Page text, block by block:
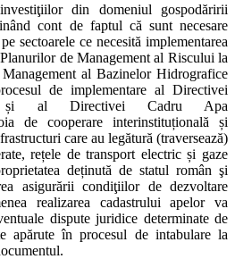
din domeniul gospodăririi
cont de faptul că sunt necesare
sectoarele ce necesită implementarea
de Management al Riscului la
al Bazinelor Hidrografice
de implementare al Directivei
și al Directivei Cadru Apa
de cooperare interinstituțională și
care au legătură (traversează)
rețele de transport electric și gaze
deținută de statul român şi
asigurării condiţiilor de dezvoltare
realizarea cadastrului apelor va
dispute juridice determinate de
apărute în procesul de intabulare la